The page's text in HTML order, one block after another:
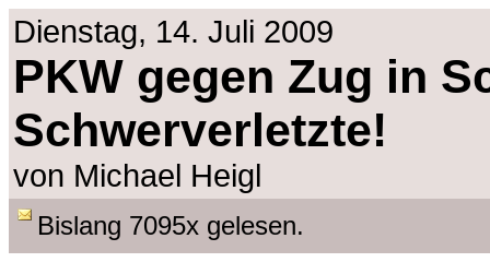
Dienstag, 14. Juli 2009
PKW gegen Zug in
Schwerverletzte!
von Michael Heigl
Bislang 7095x gelesen.